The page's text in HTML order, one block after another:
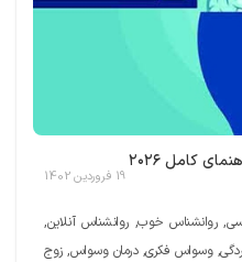
کامل ۲۰۲۶
19 فروردین 1402
روانشناس خوب, روانشناس آنلاین,
وسواس فکری, درمان وسواس, زوج